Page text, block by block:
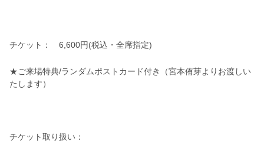
チケット： 6,600円(税込・全席指定)
★ご来場特典/ランダムポストカード付き（宮本侑芽よりお渡しい
たします）
チケット取り扱い：